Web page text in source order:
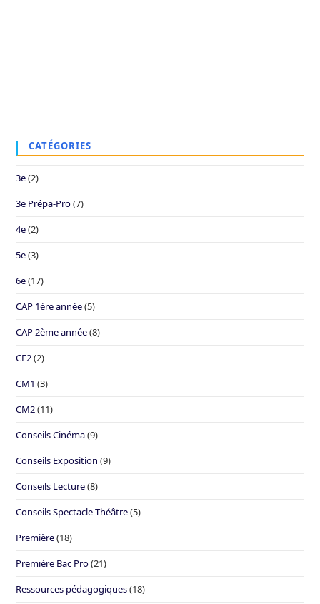
CATÉGORIES
3e(2)
3e Prépa-Pro(7)
4e(2)
5e(3)
6e(17)
CAP 1ère année(5)
CAP 2ème année(8)
CE2(2)
CM1 (3)
CM2(11)
Conseils Cinéma(9)
Conseils Exposition (9)
Conseils Lecture(8)
Conseils Spectacle Théâtre(5)
Première(18)
Première Bac Pro(21)
Ressources pédagogiques(18)